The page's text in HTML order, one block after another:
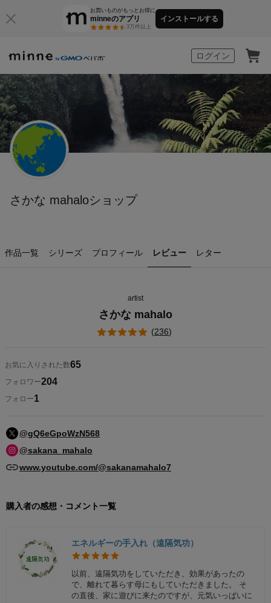
お買いものがもっとお得に
minneのアプリ
3万件以上
インストールする
ログイン
さかな mahaloショップ
作品一覧 シリーズ プロフィール レビュー レター
artist
さかな mahalo
(236)
お気に入りされた数65
フォロワー204
フォロー1
@gQ6eGpoWzN568
@sakana_mahalo
www.youtube.com/@sakanamahalo7
購入者の感想・コメント一覧
エネルギーの手入れ（遠隔気功）
以前、遠隔気功をしていただき、効果があったの
で、離れて暮らす母にもしていただきました。 そ
の直後、家に遊びに来たのですが、元気いっぱいに